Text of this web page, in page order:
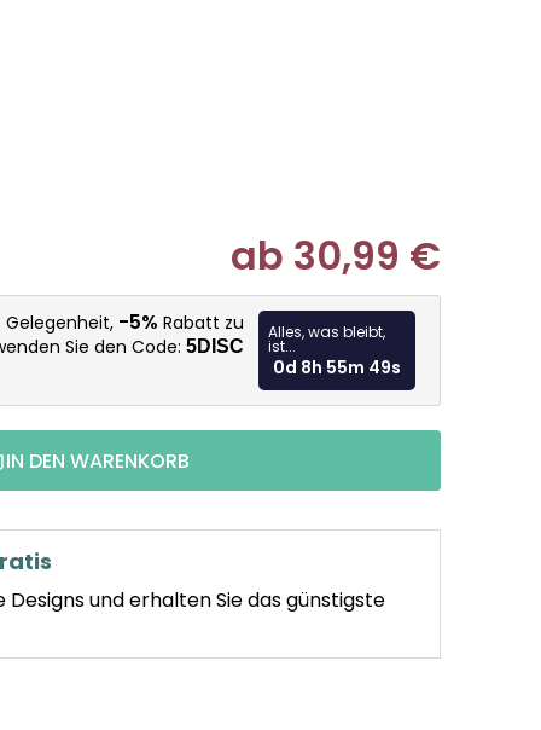
ab 30,99 €
Gelegenheit, -5% Rabatt zu
Sie den Code: 5DISC
Alles, was bleibt,
ist...
0d 8h 55m 48s
IN DEN WARENKORB
Designs und erhalten Sie das günstigste